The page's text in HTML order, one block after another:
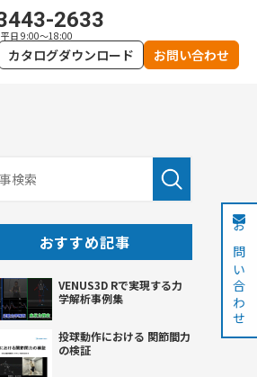
2633
日 9:00～18:00
カタログダウンロード お問い合わせ
おすすめ記事
VENUS3D Rで実現する力
学解析事例集
投球動作における 関節間力
の検証
お問い合わせ